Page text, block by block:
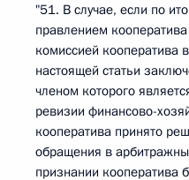
"51. В случае, если по
правлением
комиссией кооператива
настоящей статьи
членом которого
ревизии финансово-
кооператива принято
обращения в
признании кооператива